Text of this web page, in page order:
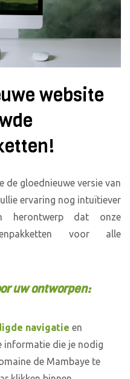
website
de gloednieuwe versie van
ervaring nog intuïtiever
herontwerp dat onze
voor alle
uw ontworpen:
navigatie en
informatie die je nodig
de Mambaye te